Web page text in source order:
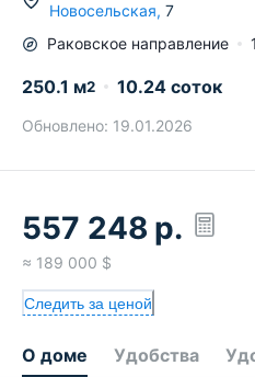
Новосельская, 7
Раковское направление
250.1 м2 10.24 соток
Обновлено: 19.01.2026
557 248 р.
≈ 189 000 $
Следить за ценой
О доме Удобства